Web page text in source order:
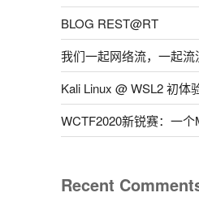
BLOG REST@RT
我们一起网络流，一起流
Kali Linux @ WSL2 初体
WCTF2020新锐赛：一
Recent